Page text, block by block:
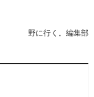
野に行く。編集部